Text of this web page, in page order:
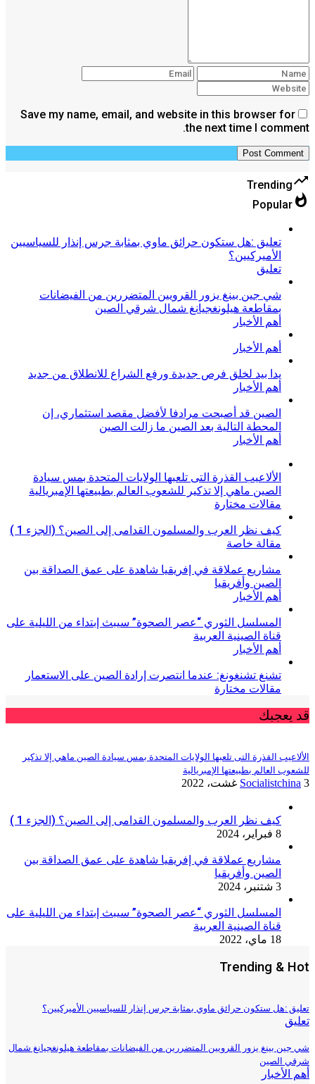
Save my name, email, and website in this browser for
the next time I comment.
trending_up
Trending
whatshot
Popular
تعليق :هل ستكون حرائق ماوي بمثابة جرس إنذار للسياسيين
الأميركيين؟
تعليق
شي جين بينغ يزور القرويين المتضررين من الفيضانات
بمقاطعة هيلونغجيانغ شمال شرقي الصين
أهم الأخبار
أهم الأخبار
​يدا بيد لخلق فرص جديدة ورفع الشراع للانطلاق من جديد
أهم الأخبار
الصين قد أصبحت مرادفا لأفضل مقصد استثماري، إن
المحطة التالية بعد الصين ما زالت الصين
أهم الأخبار
الألاعيب القذرة التى تلعبها الولايات المتحدة بمس سيادة
الصين ماهي إلا تذكير للشعوب العالم بطبيعتها الإمبريالية
مقالات مختارة
كيف نظر العرب والمسلمون القدامى إلى الصين؟ (الجزء 1 )
مقالة خاصة
مشاريع عملاقة في إفريقيا شاهدة على عمق الصداقة بين
الصين وأفريقيا
أهم الأخبار
المسلسل الثوري “عصر الصحوة” سيبث إبتداء من الليلية على
قناة الصينية العربية
أهم الأخبار
تشنغ تشنغونغ: عندما انتصرت إرادة الصين على الاستعمار
مقالات مختارة
قد يعجبك
الألاعيب القذرة التى تلعبها الولايات المتحدة بمس سيادة الصين ماهي إلا تذكير
للشعوب العالم بطبيعتها الإمبريالية
Socialistchina 3 غشت، 2022
كيف نظر العرب والمسلمون القدامى إلى الصين؟ (الجزء 1 )
8 فبراير، 2024
مشاريع عملاقة في إفريقيا شاهدة على عمق الصداقة بين
الصين وأفريقيا
3 شتنبر، 2024
المسلسل الثوري “عصر الصحوة” سيبث إبتداء من الليلية على
قناة الصينية العربية
18 ماي، 2022
Trending & Hot
تعليق :هل ستكون حرائق ماوي بمثابة جرس إنذار للسياسيين الأميركيين؟
تعليق
شي جين بينغ يزور القرويين المتضررين من الفيضانات بمقاطعة هيلونغجيانغ شمال
شرقي الصين
أهم الأخبار